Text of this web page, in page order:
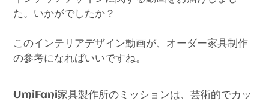
た。いかがでしたか？
このインテリアデザイン動画が、オーダー家具制作
の参考になればいいですね。
UmiFani家具製作所のミッションは、芸術的でカッ